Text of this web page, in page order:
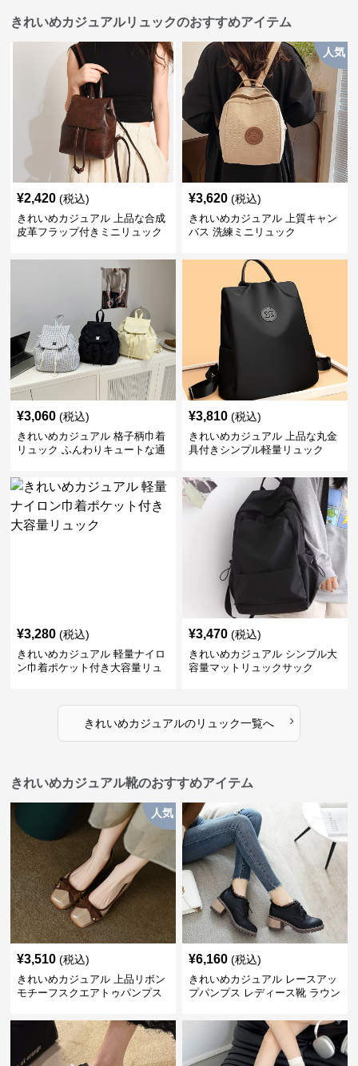
きれいめカジュアルリュックのおすすめアイテム
¥2,420 (税込)
きれいめカジュアル 上品な合成
皮革フラップ付きミニリュック
人気
¥3,620 (税込)
きれいめカジュアル 上質キャン
バス 洗練ミニリュック
¥3,060 (税込)
きれいめカジュアル 格子柄巾着
リュック ふんわりキュートな通
¥3,810 (税込)
きれいめカジュアル 上品な丸金
具付きシンプル軽量リュック
¥3,280 (税込)
きれいめカジュアル 軽量ナイロ
ン巾着ポケット付き大容量リュ
¥3,470 (税込)
きれいめカジュアル シンプル大
容量マットリュックサック
きれいめカジュアルのリュック一覧へ ›
きれいめカジュアル靴のおすすめアイテム
人気
¥3,510 (税込)
きれいめカジュアル 上品リボン
モチーフスクエアトゥパンプス
¥6,160 (税込)
きれいめカジュアル レースアッ
プパンプス レディース靴 ラウン
上品 カジュアルシューズ